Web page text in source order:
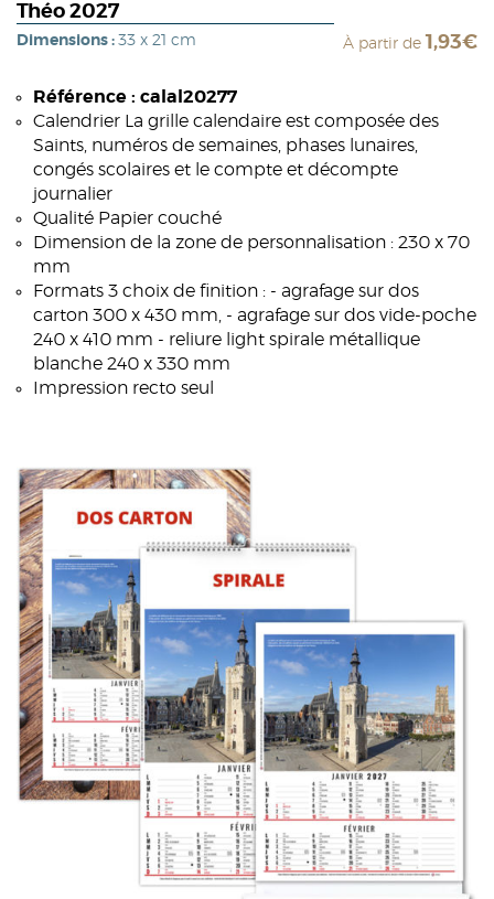
Théo 2027
Dimensions : 33 x 21 cm À partir de 1,93€
Référence : calal20277
Calendrier La grille calendaire est composée des
Saints, numéros de semaines, phases lunaires,
congés scolaires et le compte et décompte
journalier
Qualité Papier couché
Dimension de la zone de personnalisation : 230 x 70
mm
Formats 3 choix de finition : - agrafage sur dos
carton 300 x 430 mm, - agrafage sur dos vide-poche
240 x 410 mm - reliure light spirale métallique
blanche 240 x 330 mm
Impression recto seul